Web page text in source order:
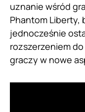
uznanie wśród
Phantom Liberty,
jednocześnie
rozszerzeniem
graczy w nowe